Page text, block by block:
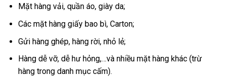
Mặt hàng vải, quần áo, giày da;
Các mặt hàng giấy bao bì, Carton;
Gửi hàng ghép, hàng rời, nhỏ lẻ;
Hàng dễ vỡ, dễ hư hỏng,…và nhiều mặt hàng khác (trừ
hàng trong danh mục cấm).